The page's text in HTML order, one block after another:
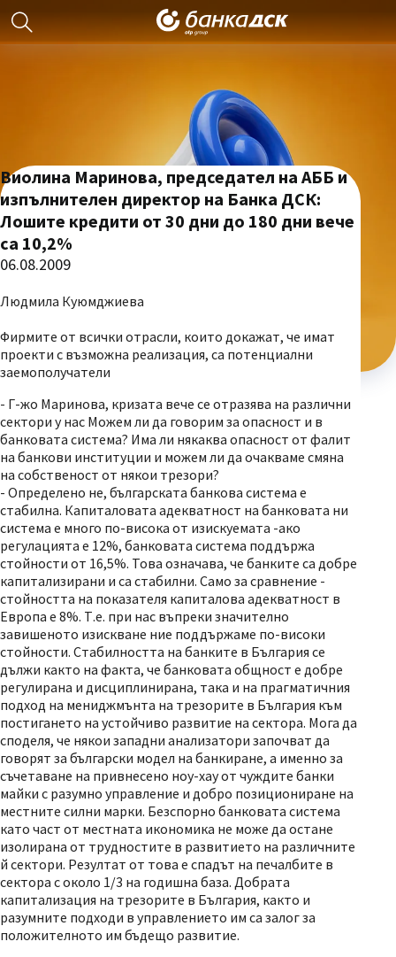
Виолина Маринова, председател на АББ и
изпълнителен директор на Банка ДСК:
Лошите кредити от 30 дни до 180 дни вече
са 10,2%
06.08.2009
Людмила Куюмджиева
Фирмите от всички отрасли, които докажат, че имат
проекти с възможна реализация, са потенциални
заемополучатели
- Г-жо Маринова, кризата вече се отразява на различни
сектори у нас Можем ли да говорим за опасност и в
банковата система? Има ли някаква опасност от фалит
на банкови институции и можем ли да очакваме смяна
на собственост от някои трезори?
- Определено не, българската банкова система е
стабилна. Капиталовата адекватност на банковата ни
система е много по-висока от изискуемата -ако
регулацията е 12%, банковата система поддържа
стойности от 16,5%. Това означава, че банките са добре
капитализирани и са стабилни. Само за сравнение -
стойността на показателя капиталова адекватност в
Европа е 8%. Т.е. при нас въпреки значително
завишеното изискване ние поддържаме по-високи
стойности. Стабилността на банките в България се
дължи както на факта, че банковата общност е добре
регулирана и дисциплинирана, така и на прагматичния
подход на мениджмънта на трезорите в България към
постигането на устойчиво развитие на сектора. Мога да
споделя, че някои западни анализатори започват да
говорят за български модел на банкиране, а именно за
съчетаване на привнесено ноу-хау от чуждите банки
майки с разумно управление и добро позициониране на
местните силни марки. Безспорно банковата система
като част от местната икономика не може да остане
изолирана от трудностите в развитието на различните
й сектори. Резултат от това е спадът на печалбите в
сектора с около 1/3 на годишна база. Добрата
капитализация на трезорите в България, както и
разумните подходи в управлението им са залог за
положителното им бъдещо развитие.